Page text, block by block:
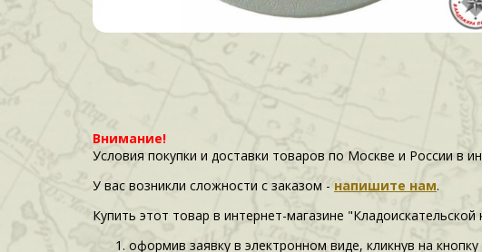
Внимание!
Условия покупки и доставки товаров по Москве и России в
У вас возникли сложности c заказом - напишите нам.
Купить этот товар в интернет-магазине
оформив заявку в электронном виде, кликнув на